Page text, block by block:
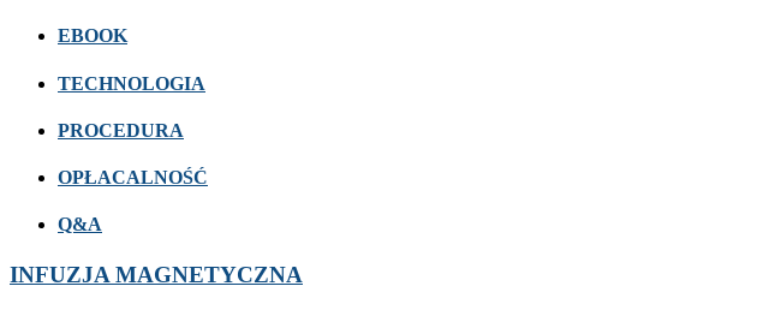
EBOOK
TECHNOLOGIA
PROCEDURA
OPŁACALNOŚĆ
Q&A
INFUZJA MAGNETYCZNA